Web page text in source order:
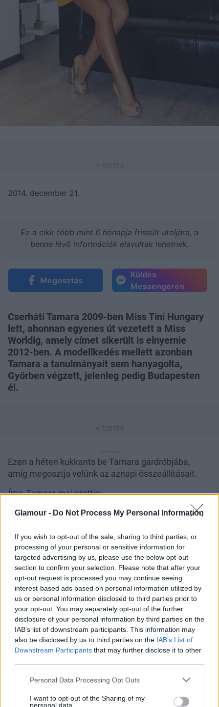
Glamour - Do Not Process My Personal Information
If you wish to opt-out of the sale, sharing to third parties, or
processing of your personal or sensitive information for
targeted advertising by us, please use the below opt-out
section to confirm your selection. Please note that after your
opt-out request is processed you may continue seeing
interest-based ads based on personal information utilized by
us or personal information disclosed to third parties prior to
your opt-out. You may separately opt-out of the further
disclosure of your personal information by third parties on the
IAB’s list of downstream participants. This information may
also be disclosed by us to third parties on the IAB’s List of
Downstream Participants that may further disclose it to other
Please note that this website/app uses one or more Google
not limited to your visit or usage behaviour. You may click to
Personal Data Processing Opt Outs
I want to opt-out of the Sharing of my
personal data.
2014. december 21.
Ez a cikk több mint 6 hónapja frissült utoljára, a
benne lévő információk elavultak lehetnek.
Megosztás
Küldés
Messengeren
Cserháti Tamara 2009-ben Miss Tini Hungary
lett, ahonnan egyenes út vezetett a Miss
Worldig, amely címet sikerült is elnyernie
2012-ben. A modellkedés mellett azonban
Tamara a tanulmányait sem hanyagolta,
Győrben végzett, jelenleg pedig Budapesten
él.
Ezen a héten kukkants be Tamara gardróbjába,
amíg megosztja velünk az aznapi összeállításait.
Íme, Tamara mai szettje:
veszek részt, majd beülünk vacsorázni a
barátaimmal. A ruha színéből is lehet következtetni a
hangulatomra, az egyszerű fazonú ruhát kiválóan
feldobja a narancs szín.
Ruha: Zara